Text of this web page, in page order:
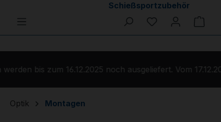
Schießsportzubehör
Du hast 0
bis zum 16.12.2025 noch ausgeliefert. Vom
Optik Montagen